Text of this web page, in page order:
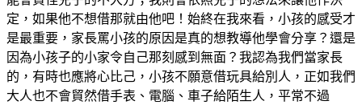
定，如果他不想借那就由他吧！始終在我來看，小孩的感受才
是最重要，家長罵小孩的原因是真的想教導他學會分享？還是
因為小孩子的小家令自己那刻感到無面？我認為我們當家長
的，有時也應將心比己，小孩不願意借玩具給別人，正如我們
大人也不會貿然借手表、電腦、車子給陌生人，平常不過